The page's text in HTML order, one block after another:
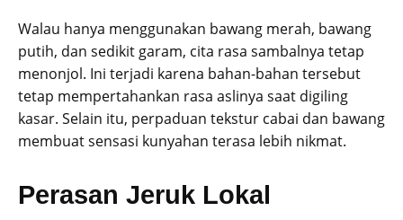
Walau hanya menggunakan bawang merah, bawang
putih, dan sedikit garam, cita rasa sambalnya tetap
menonjol. Ini terjadi karena bahan-bahan tersebut
tetap mempertahankan rasa aslinya saat digiling
kasar. Selain itu, perpaduan tekstur cabai dan bawang
membuat sensasi kunyahan terasa lebih nikmat.
Perasan Jeruk Lokal